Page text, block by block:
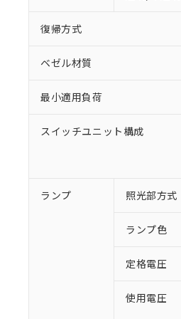
復帰方式
ベゼル材質
最小適用負荷
スイッチユニット構成
ランプ 照光部方式
ランプ色
定格電圧
使用電圧